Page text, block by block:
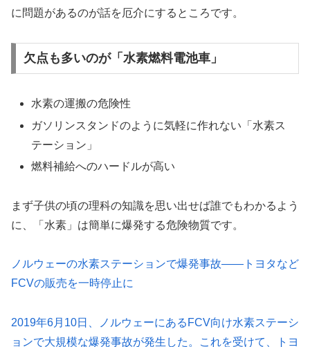
に問題があるのが話を厄介にするところです。
欠点も多いのが「水素燃料電池車」
水素の運搬の危険性
ガソリンスタンドのように気軽に作れない「水素ス
テーション」
燃料補給へのハードルが高い
まず子供の頃の理科の知識を思い出せば誰でもわかるよう
に、「水素」は簡単に爆発する危険物質です。
ノルウェーの水素ステーションで爆発事故――トヨタなど
FCVの販売を一時停止に
2019年6月10日、ノルウェーにあるFCV向け水素ステーシ
ョンで大規模な爆発事故が発生した。これを受けて、トヨ